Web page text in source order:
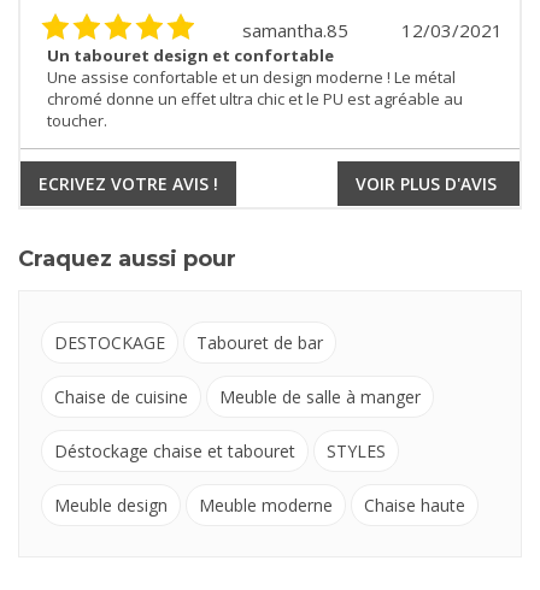
12/03/2021
samantha.85
Un tabouret design et confortable
Une assise confortable et un design moderne ! Le métal
chromé donne un effet ultra chic et le PU est agréable au
toucher.
ECRIVEZ VOTRE AVIS ! VOIR PLUS D'AVIS
Craquez aussi pour
DESTOCKAGE Tabouret de bar
Chaise de cuisine Meuble de salle à manger
Déstockage chaise et tabouret STYLES
Meuble design Meuble moderne Chaise haute